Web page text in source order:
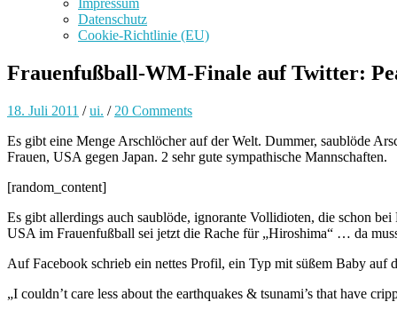
Impressum
Datenschutz
Cookie-Richtlinie (EU)
Frauenfußball-WM-Finale auf Twitter:
18. Juli 2011 /ui. / 20 Comments
Es gibt eine Menge Arschlöcher auf der Welt. Dummer, saublöde
Frauen, USA gegen Japan. 2 sehr gute sympathische Mannschaften.
[random_content]
Es gibt allerdings auch saublöde, ignorante Vollidioten, die schon
USA im Frauenfußball sei jetzt die Rache für „Hiroshima“ … da
Auf Facebook schrieb ein nettes Profil, ein Typ mit süßem Baby
„I couldn’t care less about the earthquakes & tsunami’s that have